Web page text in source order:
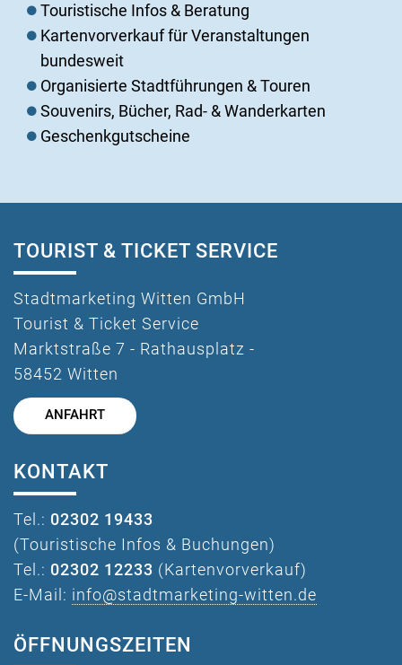
Touristische Infos & Beratung
Kartenvorverkauf für Veranstaltungen
bundesweit
Organisierte Stadtführungen & Touren
Souvenirs, Bücher, Rad- & Wanderkarten
Geschenkgutscheine
TOURIST & TICKET SERVICE
Stadtmarketing Witten GmbH
Tourist & Ticket Service
Marktstraße 7 - Rathausplatz -
58452 Witten
ANFAHRT
KONTAKT
Tel.: 02302 19433
(Touristische Infos & Buchungen)
Tel.: 02302 12233 (Kartenvorverkauf)
E-Mail: info@stadtmarketing-witten.de
ÖFFNUNGSZEITEN